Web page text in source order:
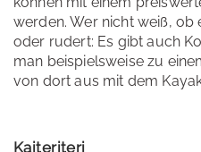
werden. Wer nicht weiß,
oder rudert: Es gibt auch
man beispielsweise zu
von dort aus mit dem
Kaiteriteri